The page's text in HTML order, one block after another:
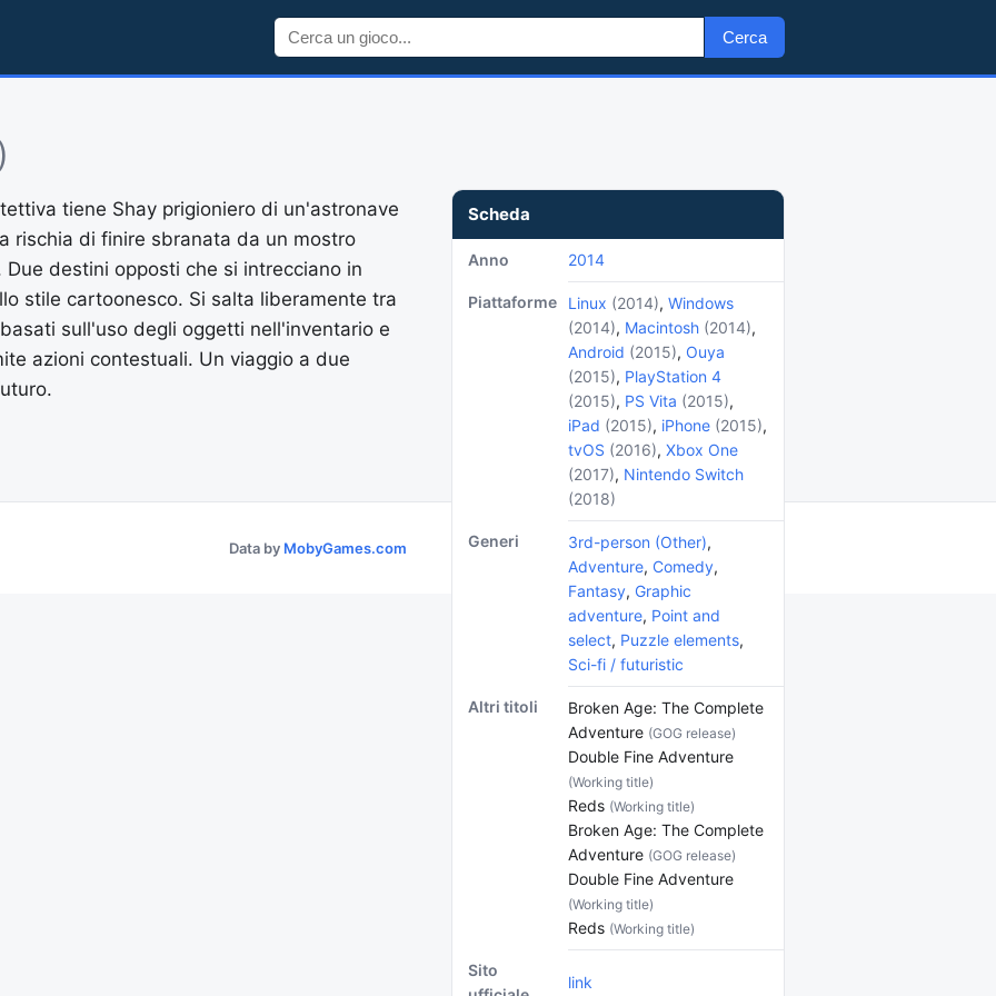
Cerca
Scheda
Anno 2014
Piattaforme Linux (2014), Windows
(2014), Macintosh (2014),
Android (2015), Ouya
(2015), PlayStation 4
(2015), PS Vita (2015),
iPad (2015), iPhone (2015),
tvOS (2016), Xbox One
(2017), Nintendo Switch
(2018)
Generi 3rd-person (Other),
Adventure, Comedy,
Fantasy, Graphic
adventure, Point and
select, Puzzle elements,
Sci-fi / futuristic
Altri titoli
Broken Age: The Complete
Adventure (GOG release)
Double Fine Adventure
(Working title)
Reds (Working title)
Broken Age: The Complete
Adventure (GOG release)
Double Fine Adventure
(Working title)
Reds (Working title)
Sito
link
tiene Shay prigioniero di un'astronave
rischia di finire sbranata da un mostro
destini opposti che si intrecciano in
stile cartoonesco. Si salta liberamente tra
sull'uso degli oggetti nell'inventario e
azioni contestuali. Un viaggio a due
Data by MobyGames.com